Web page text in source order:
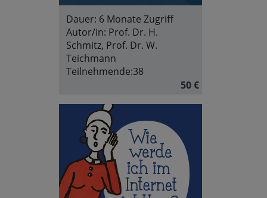
Dauer: 6 Monate Zugriff
Autor/in: Prof. Dr. H.
Schmitz, Prof. Dr. W.
Teichmann
Teilnehmende:38
50 €